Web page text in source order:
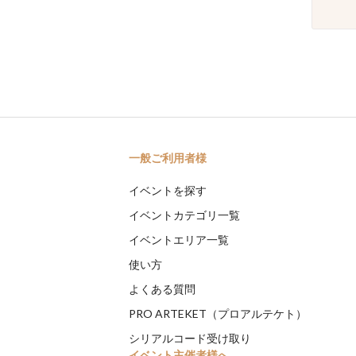
一般ご利用者様
イベントを探す
イベントカテゴリ一覧
イベントエリア一覧
使い方
よくある質問
PRO ARTEKET（プロアルテケト）
シリアルコード受け取り